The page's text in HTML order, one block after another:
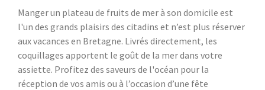
Manger un plateau de fruits de mer à son domicile est
l'un des grands plaisirs des citadins et n’est plus réserver
aux vacances en Bretagne. Livrés directement, les
coquillages apportent le goût de la mer dans votre
assiette. Profitez des saveurs de l'océan pour la
réception de vos amis ou à l’occasion d’une fête